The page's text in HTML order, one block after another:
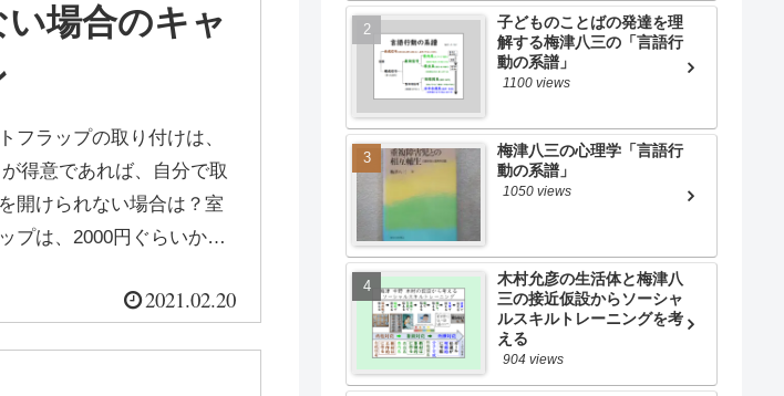
場合のキャ
フラップの取り付けは、
得意であれば、自分で取
開けられない場合は？室
プは、2000円ぐらいから
2021.02.20
子どものことばの発達を理
解する梅津八三の「言語行
動の系譜」
1100 views
梅津八三の心理学「言語行
動の系譜」
1050 views
木村允彦の生活体と梅津八
三の接近仮設からソーシャ
ルスキルトレーニングを考
える
904 views